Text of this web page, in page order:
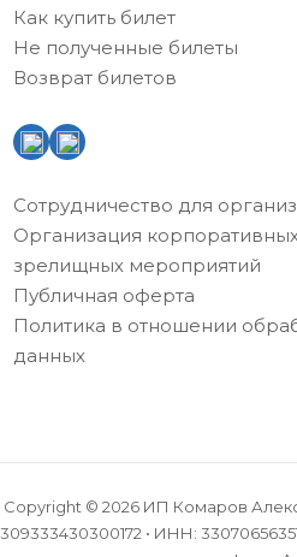
Как купить билет
Не полученные билеты
Возврат билетов
Сотрудничество для
Организация
зрелищных мероприятий
Публичная оферта
Политика в отношении
данных
Copyright © 2026 ИП Комаров
309333430300172 • ИНН: